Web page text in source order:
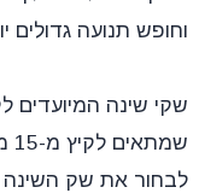
וחופש תנועה גדולים
שקי שינה המיועדים
לבחור את שק השינה